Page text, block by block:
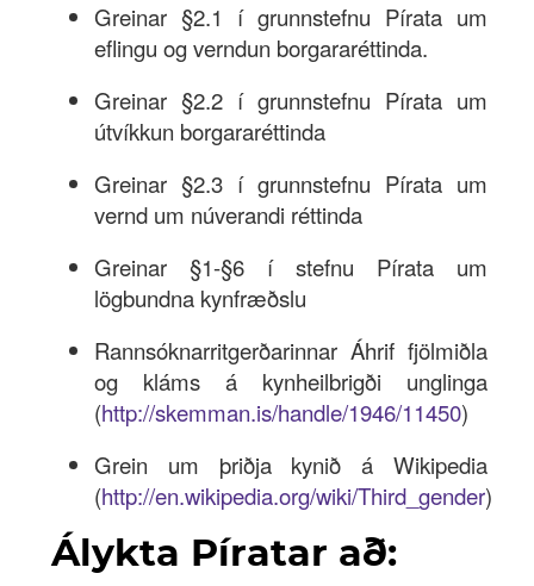
Fréttavefur
Aðildarfélög
Innskrá
Nýskrá
Greinar §2.1 í grunnstefnu Pírata um
eflingu og verndun borgararéttinda.
Greinar §2.2 í grunnstefnu Pírata um
útvíkkun borgararéttinda
Greinar §2.3 í grunnstefnu Pírata um
vernd um núverandi réttinda
Greinar §1-§6 í stefnu Pírata um
lögbundna kynfræðslu
Rannsóknarritgerðarinnar Áhrif fjölmiðla
og kláms á kynheilbrigði unglinga
(http://skemman.is/handle/1946/11450)
Grein um þriðja kynið á Wikipedia
(http://en.wikipedia.org/wiki/Third_gender)
Álykta Píratar að: